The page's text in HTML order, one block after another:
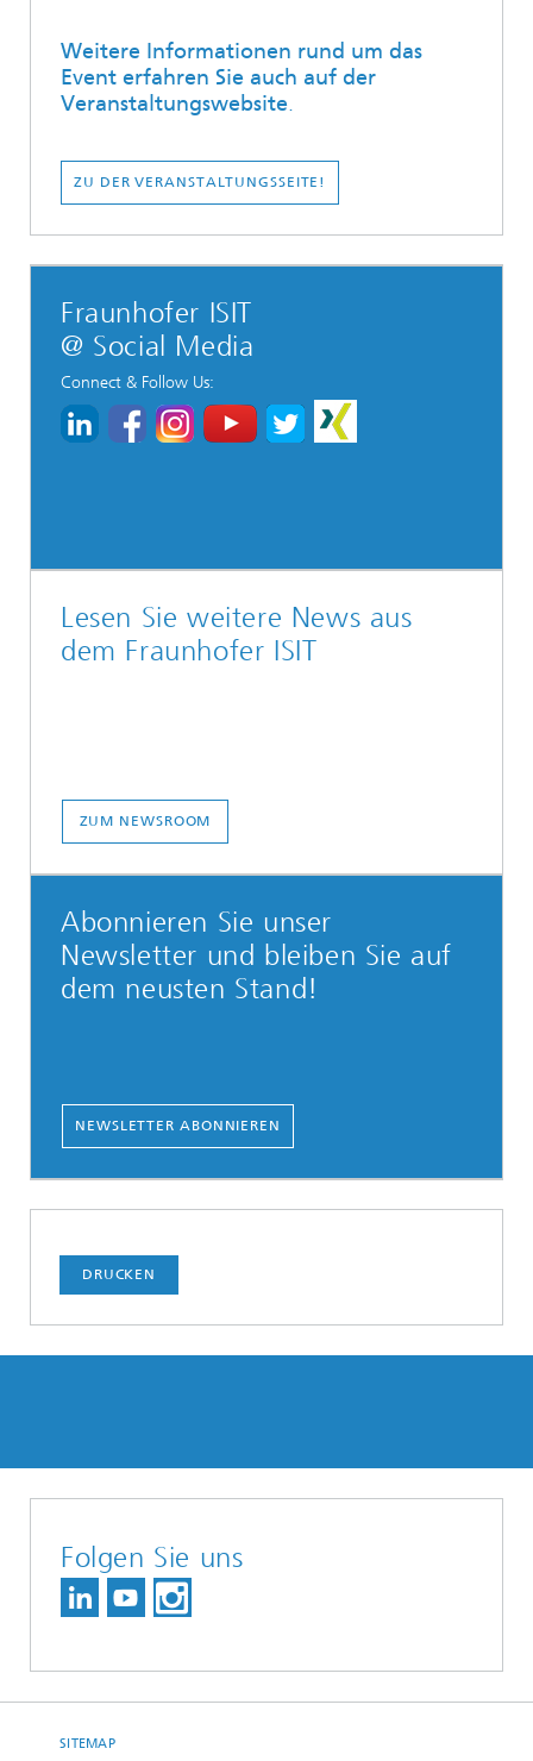
Weitere Informationen rund um das
Event erfahren Sie auch auf der
Veranstaltungswebsite.
ZU DER VERANSTALTUNGSSEITE!
Fraunhofer ISIT
@ Social Media
Connect & Follow Us:
Lesen Sie weitere News aus
dem Fraunhofer ISIT
ZUM NEWSROOM
Abonnieren Sie unser
Newsletter und bleiben Sie auf
dem neusten Stand!
NEWSLETTER ABONNIEREN
DRUCKEN
Folgen Sie uns
SITEMAP